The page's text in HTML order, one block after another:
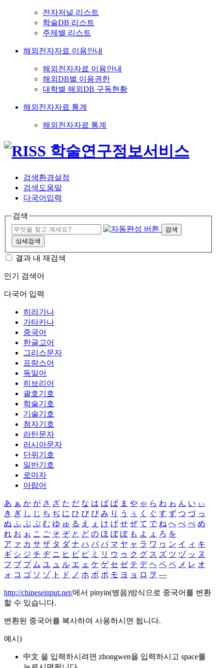
전자저널 리스트
학술DB 리스트
주제별 리스트
해외전자자료 이용안내
해외전자자료 이용안내
해외DB별 이용권한
대학별 해외DB 구독현황
해외전자자료 통계
해외전자자료 통계
검색환경설정
검색도움말
다국어입력
검색
검색
상세검색
결과 내 재검색
인기 검색어
다국어 입력
히라가나
가타카나
중국어
한글고어
그리스문자
프랑스어
독일어
히브리어
괄호기호
학술기호
기술기호
첨자기호
라틴문자
러시아문자
단위기호
일반기호
로마자
아랍어
あ ぁ か が さ ざ た だ な は ば ぱ ま や ゃ ら わ ゎ ん い ぃ
き ぎ し じ ち ぢ に ひ び ぴ み り う ぅ く ぐ す ず つ づ っ
ぬ ふ ぶ ぷ む ゆ ゅ る え ぇ け げ せ ぜ て で ね へ べ ぺ め
れ お ぉ こ ご そ ぞ と ど の ほ ぼ ぽ も よ ょ ろ を
ア ァ カ サ ザ タ ダ ナ ハ バ パ マ ヤ ャ ラ ワ ヮ ン イ ィ キ
ギ シ ジ チ ヂ ニ ヒ ビ ピ ミ リ ウ ゥ ク グ ス ズ ツ ヅ ッ ヌ
フ ブ プ ム ユ ュ ル エ ェ ケ ゲ セ ゼ テ デ ヘ ベ ペ メ レ オ
ォ コ ゴ ソ ゾ ト ド ノ ホ ボ ポ モ ヨ ョ ロ ヲ ―
http://chineseinput.net/에서 pinyin(병음)방식으로 중국어를 변환
할 수 있습니다.
변환된 중국어를 복사하여 사용하시면 됩니다.
예시)
中文 을 입력하시려면 zhongwen을 입력하시고 space를